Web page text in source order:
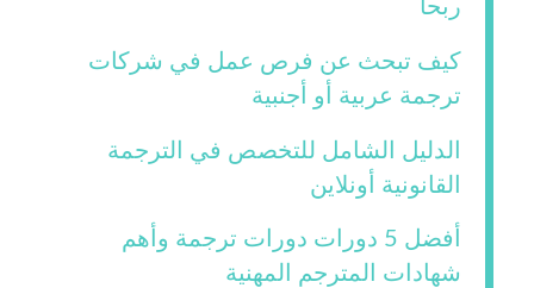
ربحاً
كيف تبحث عن فرص عمل في شركات
ترجمة عربية أو أجنبية
الدليل الشامل للتخصص في الترجمة
القانونية أونلاين
أفضل 5 دورات دورات ترجمة وأهم
شهادات المترجم المهنية